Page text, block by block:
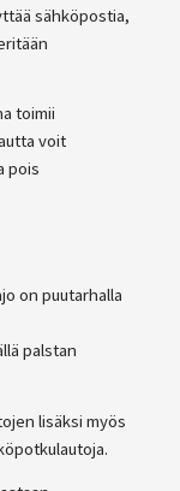
sähköpostia,
toimii
voit
pois
on puutarhalla
palstan
lisäksi myös